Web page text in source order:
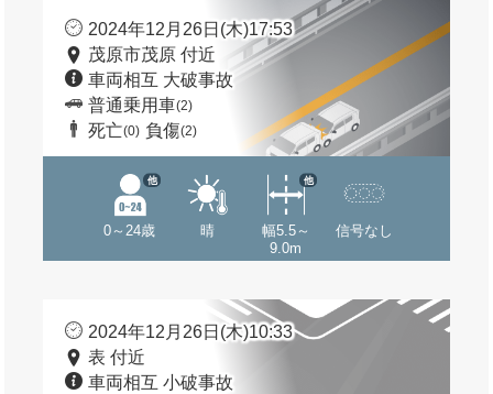
2024年12月26日(木)17:53
茂原市茂原 付近
車両相互 大破事故
普通乗用車(2)
死亡(0) 負傷(2)
0～24歳
他
晴
幅5.5～
9.0m
他
信号なし
2024年12月26日(木)10:33
表 付近
車両相互 小破事故